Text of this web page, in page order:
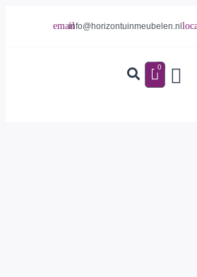
info@horizontuinmeubelen.nl
0